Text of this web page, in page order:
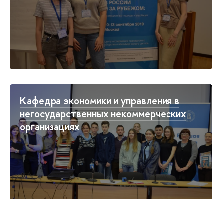
Кафедра экономики и управления в
негосударственных некоммерческих
организациях